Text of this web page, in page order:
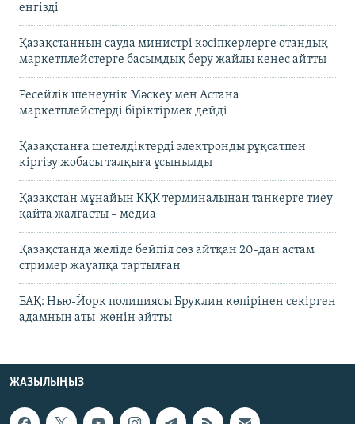
енгізді
Қазақстанның сауда министрі кәсіпкерлерге отандық
маркетплейстерге басымдық беру жайлы кеңес айтты
Ресейлік шенеунік Мәскеу мен Астана
маркетплейстерді біріктірмек дейді
Қазақстанға шетелдіктерді электронды рұқсатпен
кіргізу жобасы талқыға ұсынылды
Қазақстан мұнайын КҚК терминалынан танкерге тиеу
қайта жалғасты – медиа
Қазақстанда желіде бейпіл сөз айтқан 20-дан астам
стример жауапқа тартылған
БАҚ: Нью-Йорк полициясы Бруклин көпірінен секірген
адамның аты-жөнін айтты
ЖАЗЫЛЫҢЫЗ